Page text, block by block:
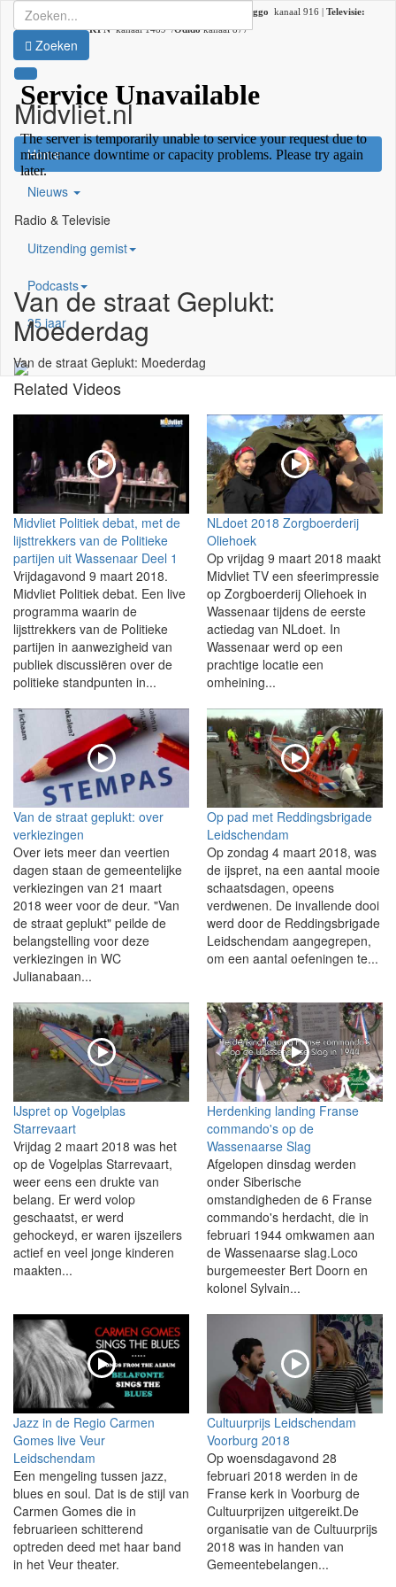
Radio:107.2 FM | Ziggo kanaal 916 | Televisie:
Ziggokanaal 41 /KPNkanaal 1489 /Odidokanaal 877
Midvliet.nl
×
Home
Nieuws
Radio & Televisie
Uitzending gemist
Podcasts
35 jaar
Zoeken
Van de straat Geplukt:
Moederdag
Van de straat Geplukt: Moederdag
Related Videos
Midvliet Politiek debat, met de
lijsttrekkers van de Politieke
partijen uit Wassenaar Deel 1
Vrijdagavond 9 maart 2018.
Midvliet Politiek debat. Een live
programma waarin de
lijsttrekkers van de Politieke
partijen in aanwezigheid van
publiek discussiëren over de
politieke standpunten in...
NLdoet 2018 Zorgboerderij
Oliehoek
Op vrijdag 9 maart 2018 maakt
Midvliet TV een sfeerimpressie
op Zorgboerderij Oliehoek in
Wassenaar tijdens de eerste
actiedag van NLdoet. In
Wassenaar werd op een
prachtige locatie een
omheining...
Van de straat geplukt: over
verkiezingen
Over iets meer dan veertien
dagen staan de gemeentelijke
verkiezingen van 21 maart
2018 weer voor de deur. "Van
de straat geplukt" peilde de
belangstelling voor deze
verkiezingen in WC
Julianabaan...
Op pad met Reddingsbrigade
Leidschendam
Op zondag 4 maart 2018, was
de ijspret, na een aantal mooie
schaatsdagen, opeens
verdwenen. De invallende dooi
werd door de Reddingsbrigade
Leidschendam aangegrepen,
om een aantal oefeningen te...
IJspret op Vogelplas
Starrevaart
Vrijdag 2 maart 2018 was het
op de Vogelplas Starrevaart,
weer eens een drukte van
belang. Er werd volop
geschaatst, er werd
gehockeyd, er waren ijszeilers
actief en veel jonge kinderen
maakten...
Herdenking landing Franse
commando's op de
Wassenaarse Slag
Afgelopen dinsdag werden
onder Siberische
omstandigheden de 6 Franse
commando's herdacht, die in
februari 1944 omkwamen aan
de Wassenaarse slag.Loco
burgemeester Bert Doorn en
kolonel Sylvain...
Jazz in de Regio Carmen
Gomes live Veur
Leidschendam
Een mengeling tussen jazz,
blues en soul. Dat is de stijl van
Carmen Gomes die in
februarieen schitterend
optreden deed met haar band
in het Veur theater.
Cultuurprijs Leidschendam
Voorburg 2018
Op woensdagavond 28
februari 2018 werden in de
Franse kerk in Voorburg de
Cultuurprijzen uitgereikt.De
organisatie van de Cultuurprijs
2018 was in handen van
Gemeentebelangen...